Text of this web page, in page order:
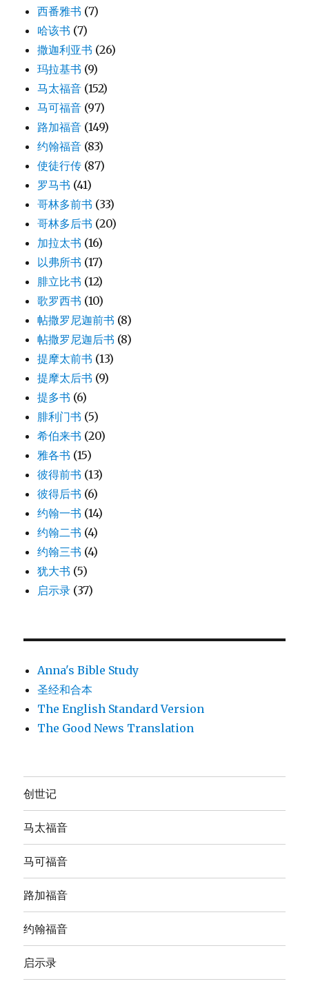
西番雅书 (7)
哈该书 (7)
撒迦利亚书 (26)
玛拉基书 (9)
马太福音 (152)
马可福音 (97)
路加福音 (149)
约翰福音 (83)
使徒行传 (87)
罗马书 (41)
哥林多前书 (33)
哥林多后书 (20)
加拉太书 (16)
以弗所书 (17)
腓立比书 (12)
歌罗西书 (10)
帖撒罗尼迦前书 (8)
帖撒罗尼迦后书 (8)
提摩太前书 (13)
提摩太后书 (9)
提多书 (6)
腓利门书 (5)
希伯来书 (20)
雅各书 (15)
彼得前书 (13)
彼得后书 (6)
约翰一书 (14)
约翰二书 (4)
约翰三书 (4)
犹大书 (5)
启示录 (37)
Anna's Bible Study
圣经和合本
The English Standard Version
The Good News Translation
创世记
马太福音
马可福音
路加福音
约翰福音
启示录